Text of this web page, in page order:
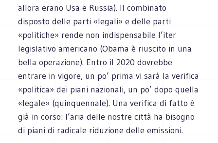
allora erano Usa e Russia). Il combinato
disposto delle parti «legali» e delle parti
«politiche» rende non indispensabile l’iter
legislativo americano (Obama è riuscito in una
bella operazione). Entro il 2020 dovrebbe
entrare in vigore, un po’ prima vi sarà la verifica
«politica» dei piani nazionali, un po’ dopo quella
«legale» (quinquennale). Una verifica di fatto è
già in corso: l’aria delle nostre città ha bisogno
di piani di radicale riduzione delle emissioni.